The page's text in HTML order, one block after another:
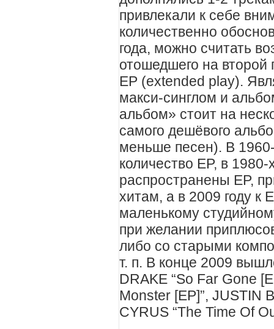
привлекали к себе
количественно
года, можно считать
отошедшего на
EP (extended play).
макси-синглом и
альбом» стоит на
самого дешёвого
меньше песен). В
количество EP, в
распространены EP,
хитам, а в 2009 году к
маленькому
при желании
либо со старыми
т. п. В конце 2009
DRAKE “So Far Gone
Monster [EP]”, JUSTIN
CYRUS “The Time Of